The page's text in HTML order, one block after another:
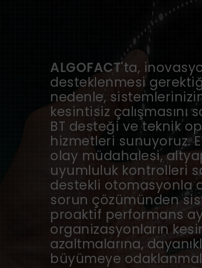
ALGOFACT'ta,
desteklenmesi
nedenle,
kesintisiz çalışmasını
BT desteği ve teknik
hizmetleri sunuyoruz.
olay müdahalesi,
uyumluluk kontrolleri
destekli otomasyonla
sorun çözümünden
proaktif performans
organizasyonların
azaltmalarına,
büyümeye